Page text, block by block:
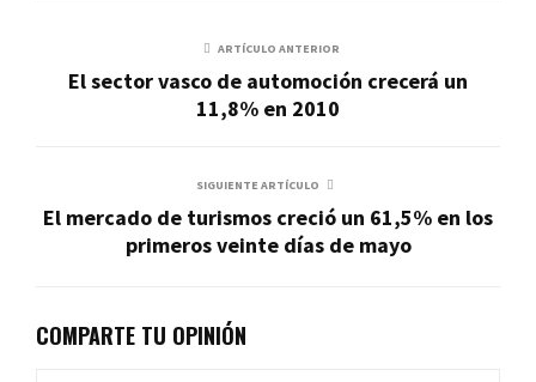
ARTÍCULO ANTERIOR
El sector vasco de automoción crecerá un
11,8% en 2010
SIGUIENTE ARTÍCULO
El mercado de turismos creció un 61,5% en los
primeros veinte días de mayo
COMPARTE TU OPINIÓN